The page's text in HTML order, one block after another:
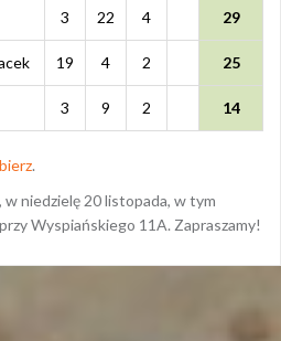
3 22 4 29
19 4 2 25
3 9 2 14
.
niedzielę 20 listopada, w tym
Wyspiańskiego 11A. Zapraszamy!